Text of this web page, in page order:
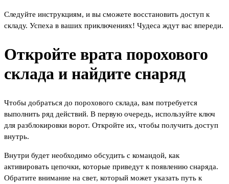
Следуйте инструкциям, и вы сможете восстановить доступ к
складу. Успеха в ваших приключениях! Чудеса ждут вас впереди.
Откройте врата порохового
склада и найдите снаряд
Чтобы добраться до порохового склада, вам потребуется
выполнить ряд действий. В первую очередь, используйте ключ
для разблокировки ворот. Откройте их, чтобы получить доступ
внутрь.
Внутри будет необходимо обсудить с командой, как
активировать цепочки, которые приведут к появлению снаряда.
Обратите внимание на свет, который может указать путь к